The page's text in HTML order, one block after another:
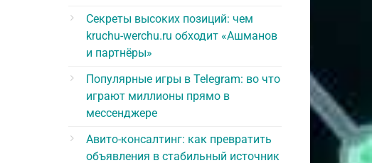
Секреты высоких позиций: чем
kruchu-werchu.ru обходит «Ашманов
и партнёры»
Популярные игры в Telegram: во что
играют миллионы прямо в
мессенджере
Авито-консалтинг: как превратить
объявления в стабильный источник